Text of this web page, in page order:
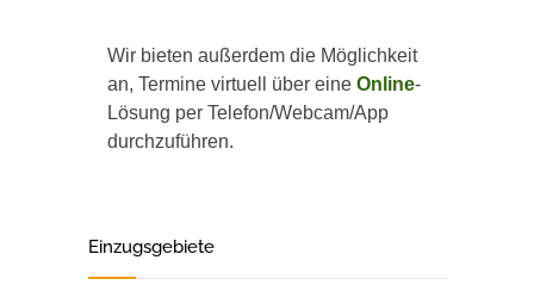
Wir bieten außerdem die Möglichkeit
an, Termine virtuell über eine Online-
Lösung per Telefon/Webcam/App
durchzuführen.
Einzugsgebiete